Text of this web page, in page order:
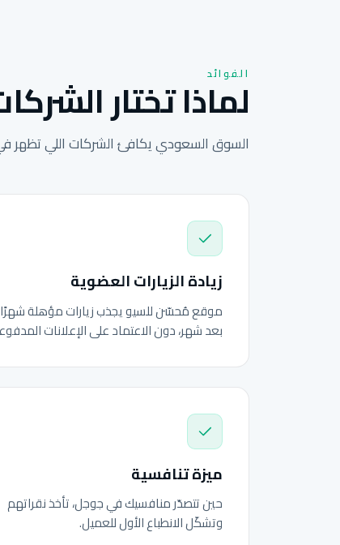
الفوائد
لماذا تختار
السوق السعودي يكافئ الشركات اللي تظهر
زيادة الزيارات العضوية
موقع مُحسّن للسيو يجذب زيارات مؤهلة شهرًا
بعد شهر، دون الاعتماد على الإعلانات
ميزة تنافسية
حين تتصدّر منافسيك في جوجل، تأخذ نقراتهم
وتشكّل الانطباع الأول للعميل.